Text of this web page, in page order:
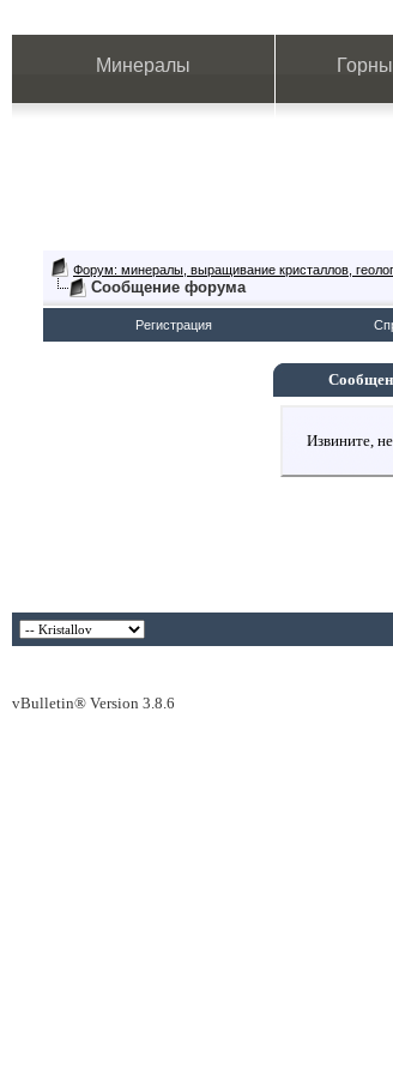
Минералы
Форум: минералы, выращивание кристаллов,
Сообщение форума
Регистрация
Извините,
vBulletin® Version 3.8.6